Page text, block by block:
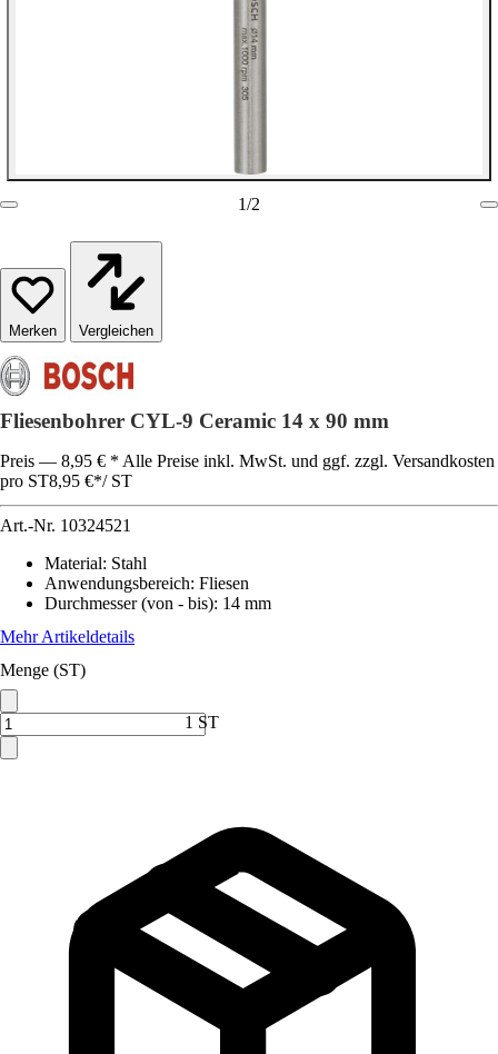
1/2
Vergleichen
Fliesenbohrer CYL-9 Ceramic 14 x 90 mm
Preis — 8,95 € * Alle Preise inkl. MwSt. und ggf. zzgl. Versandkosten
pro ST8,95 €*/ ST
Art.-Nr. 10324521
Material: Stahl
Anwendungsbereich: Fliesen
Durchmesser (von - bis): 14 mm
Mehr Artikeldetails
Menge (ST)
1 ST